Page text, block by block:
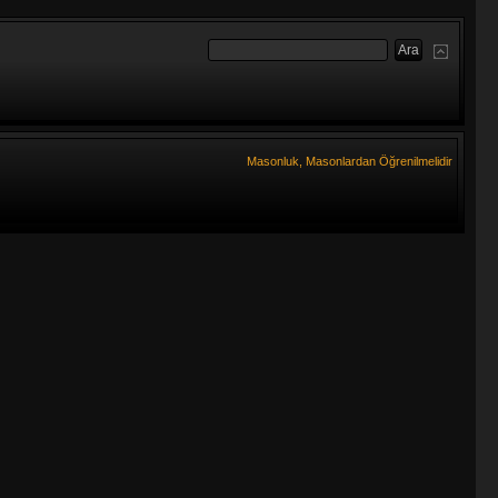
Masonluk, Masonlardan Öğrenilmelidir